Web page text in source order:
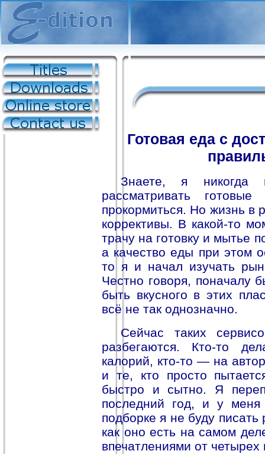
Готовая еда с
Знаете, я никогда
рассматривать
прокормиться. Но жизнь в
коррективы. В какой-то
трачу на готовку и мытье
а качество еды при этом
то я и начал изучать
Честно говоря, поначалу
быть вкусного в этих
всё не так однозначно.
Сейчас таких
разбегаются. Кто-то
калорий, кто-то — на
и те, кто просто
быстро и сытно. Я
последний год, и у
подборке я не буду
как оно есть на самом
впечатлениями от